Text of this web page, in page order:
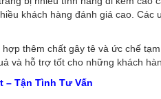
khách hàng đánh giá cao. Các
thêm chất gây tê và ức chế
và hỗ trợ tốt cho những khách
– Tận Tình Tư Vấn